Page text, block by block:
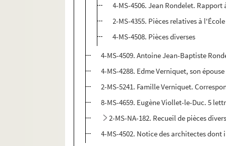
4-MS-4506. Jean Rondelet.
2-MS-4355. Pièces relatives à
4-MS-4508. Pièces diverses
4-MS-4509. Antoine Jean-Baptiste
4-MS-4288. Edme Verniquet, son
2-MS-5241. Famille Verniquet.
8-MS-4659. Eugène Viollet-le-Duc. 5
2-MS-NA-182. Recueil de pièces
4-MS-4502. Notice des architectes